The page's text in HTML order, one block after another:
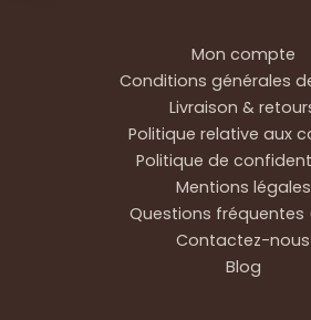
Mon compte
Conditions générales
Livraison &
Politique relative aux
Politique de
Mentions légales
Questions fréquentes
Contactez-nous
Blog